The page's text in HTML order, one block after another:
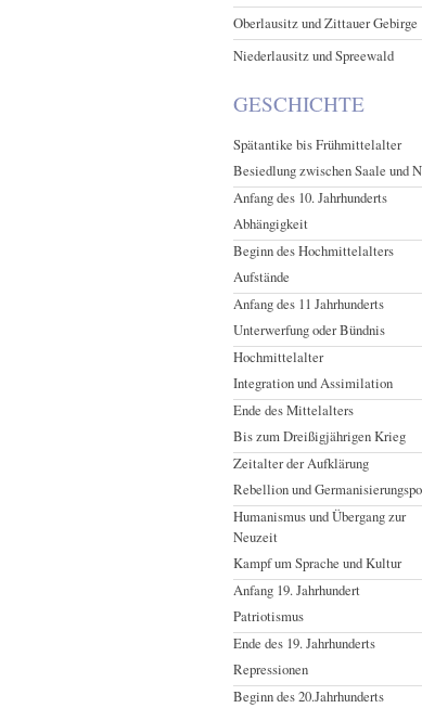
Oberlausitz und Zittauer Gebirge
Niederlausitz und Spreewald
GESCHICHTE
Spätantike bis Frühmittelalter
Besiedlung zwischen Saale und
Anfang des 10. Jahrhunderts
Abhängigkeit
Beginn des Hochmittelalters
Aufstände
Anfang des 11 Jahrhunderts
Unterwerfung oder Bündnis
Hochmittelalter
Integration und Assimilation
Ende des Mittelalters
Bis zum Dreißigjährigen Krieg
Zeitalter der Aufklärung
Rebellion und
Humanismus und Übergang zur
Neuzeit
Kampf um Sprache und Kultur
Anfang 19. Jahrhundert
Patriotismus
Ende des 19. Jahrhunderts
Repressionen
Beginn des 20.Jahrhunderts